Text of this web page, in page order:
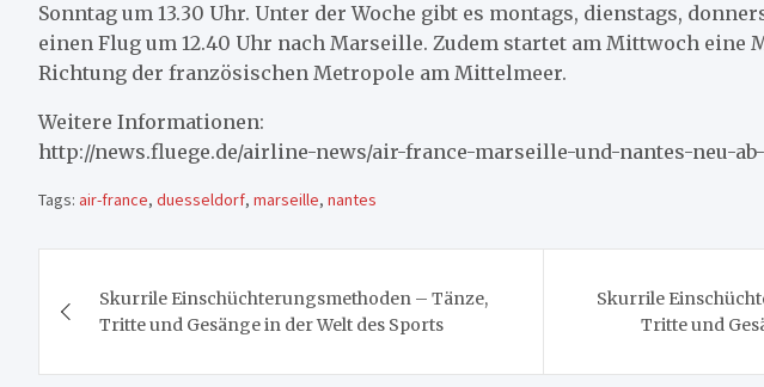
Sonntag um 13.30 Uhr. Unter der Woche gibt es montags, dienstags,
einen Flug um 12.40 Uhr nach Marseille. Zudem startet am Mittwoch eine
Richtung der französischen Metropole am Mittelmeer.
Weitere Informationen:
http://news.fluege.de/airline-news/air-france-marseille-und-nantes-neu-ab-
Tags: air-france, duesseldorf, marseille, nantes
Skurrile Einschüchterungsmethoden – Tänze,
Tritte und Gesänge in der Welt des Sports
Skurrile
Tritte und